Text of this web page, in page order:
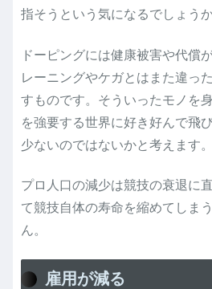
指そうという気になるでしょう
ドーピングには健康被害や代償
レーニングやケガとはまた違っ
すものです。そういったモノを
を強要する世界に好き好んで飛
少ないのではないかと考えます。
プロ人口の減少は競技の衰退に
て競技自体の寿命を縮めてしま
ん。
雇用が減る